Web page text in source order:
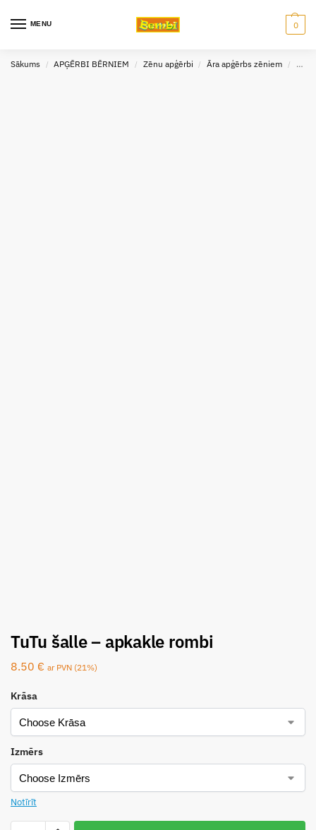
MENU 0
Sākums / APĢĒRBI BĒRNIEM / Zēnu apģērbi / Āra apģērbs zēniem /
TuTu šalle – apkakle rombi
8.50 € ar PVN (21%)
Krāsa
Izmērs
Notīrīt